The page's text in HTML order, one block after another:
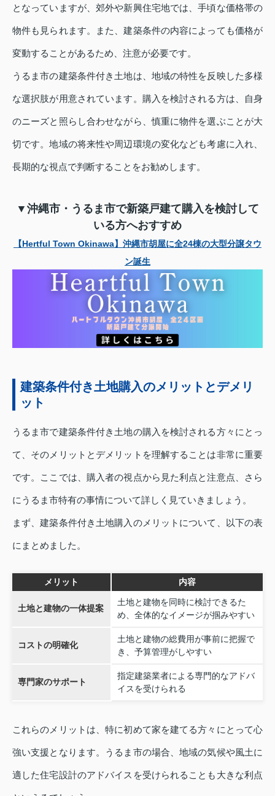
となっていますが、郊外や新興住宅地では、手頃な価格帯の
物件も見られます。また、建築条件の内容によっても価格が
変動することがあるため、注意が必要です。
うるま市の建築条件付き土地は、地域の特性を反映した多様
な選択肢が用意されています。購入を検討される方は、自身
のニーズと照らし合わせながら、慎重に物件を選ぶことが大
切です。地域の将来性や周辺環境の変化なども考慮に入れ、
長期的な視点で判断することをお勧めします。
▼沖縄市・うるま市で新築戸建て購入を検討して
いる方へおすすめ
【Hertful Town Okinawa】沖縄市胡屋に全24棟の大型分譲タウ
ン誕生
建築条件付き土地購入のメリットとデメリ
ット
うるま市で建築条件付き土地の購入を検討される方々にとっ
て、そのメリットとデメリットを理解することは非常に重要
です。ここでは、購入者の視点から見た利点と注意点、さら
にうるま市特有の事情について詳しく見ていきましょう。
まず、建築条件付き土地購入のメリットについて、以下の表
にまとめました。
メリット 内容
土地と建物の一体提案
土地と建物を同時に検討できるた
め、全体的なイメージが掴みやすい
コストの明確化
土地と建物の総費用が事前に把握で
き、予算管理がしやすい
専門家のサポート
指定建築業者による専門的なアドバ
イスを受けられる
これらのメリットは、特に初めて家を建てる方々にとって心
強い支援となります。うるま市の場合、地域の気候や風土に
適した住宅設計のアドバイスを受けられることも大きな利点